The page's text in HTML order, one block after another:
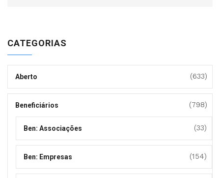
CATEGORIAS
Aberto (633)
Beneficiários (798)
Ben: Associações (33)
Ben: Empresas (154)